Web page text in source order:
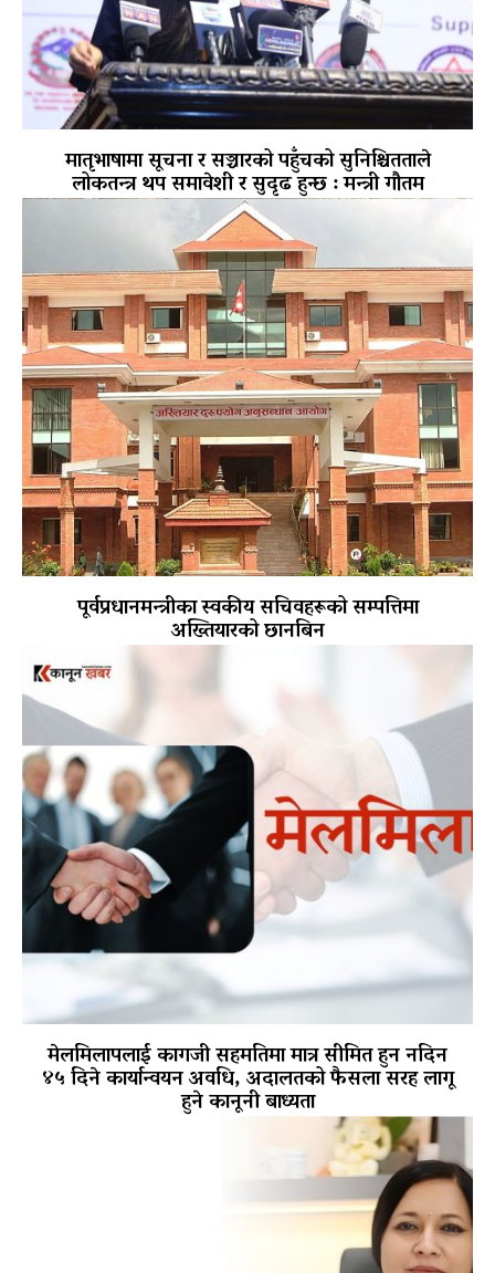
मातृभाषामा सूचना र सञ्चारको पहुँचको सुनिश्चितताले
लोकतन्त्र थप समावेशी र सुदृढ हुन्छ : मन्त्री गौतम
पूर्वप्रधानमन्त्रीका स्वकीय सचिवहरूको सम्पत्तिमा
अख्तियारको छानबिन
मेलमिलापलाई कागजी सहमतिमा मात्र सीमित हुन नदिन
४५ दिने कार्यान्वयन अवधि, अदालतको फैसला सरह लागू
हुने कानूनी बाध्यता